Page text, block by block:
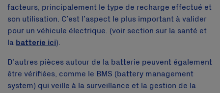
facteurs, principalement le type de recharge effectué et
son utilisation. C’est l’aspect le plus important à valider
pour un véhicule électrique. (voir section sur la santé et
la batterie ici).
D’autres pièces autour de la batterie peuvent également
être vérifiées, comme le BMS (battery management
system) qui veille à la surveillance et la gestion de la